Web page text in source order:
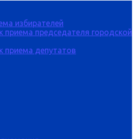
избирателей
приема председателя городской
приема депутатов